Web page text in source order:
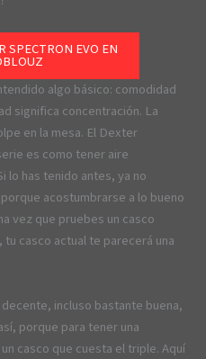
SPECTRON EVO EN
algo básico: comodidad
significa concentración. La
en la mesa. El Dexter
es como tener aire
lo has tenido antes, ya no
acostumbrarse a lo bueno
vez que pruebes un casco
tu casco actual te parecerá una
incluso bastante buena,
porque para tener una
casco que cuesta el triple. Aquí